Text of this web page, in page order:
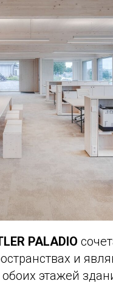
PALADIO
и
этажей